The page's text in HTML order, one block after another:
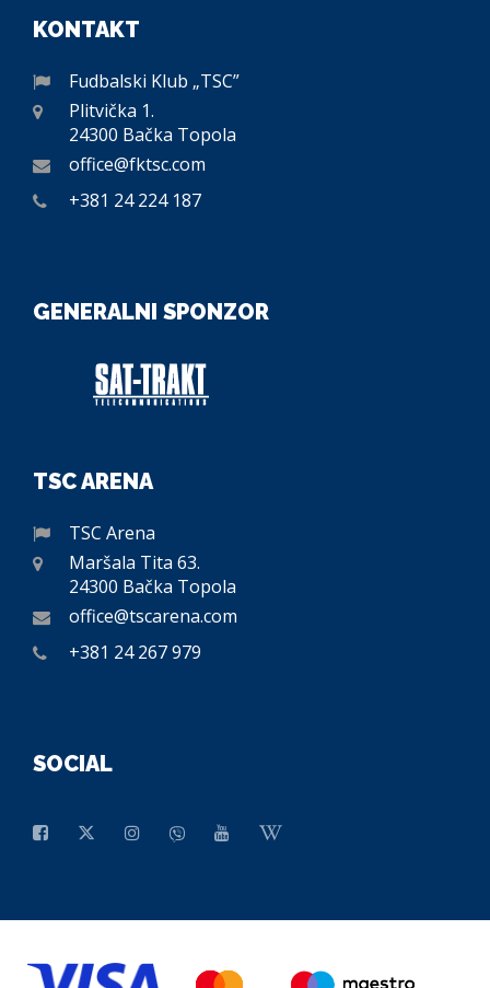
KONTAKT
Fudbalski Klub „TSC”
Plitvička 1.
24300 Bačka Topola
office@fktsc.com
+381 24 224 187
GENERALNI SPONZOR
TSC ARENA
TSC Arena
Maršala Tita 63.
24300 Bačka Topola
office@tscarena.com
+381 24 267 979
SOCIAL